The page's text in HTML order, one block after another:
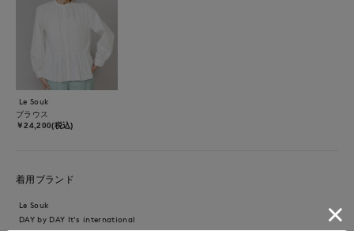
Le Souk
ブラウス
￥24,200(税込)
着用ブランド
Le Souk
DAY by DAY It's international